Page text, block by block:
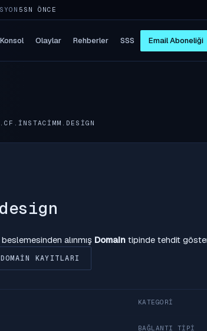
5SN ÖNCE
Konsol Olaylar Rehberler SSS Email Aboneliği
alınmış Domain tipinde tehdit
KAYITLARI
KATEGORI
BAĞLANTI TIPI